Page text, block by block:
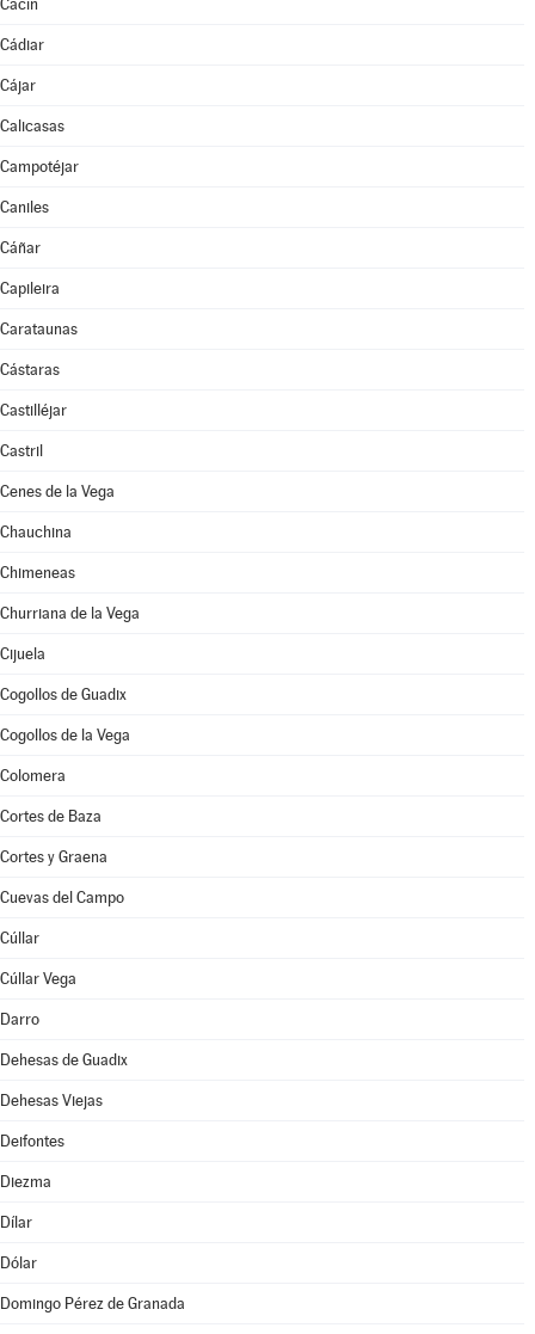
Cacín
Cádiar
Cájar
Calicasas
Campotéjar
Caniles
Cáñar
Capileira
Carataunas
Cástaras
Castilléjar
Castril
Cenes de la Vega
Chauchina
Chimeneas
Churriana de la Vega
Cijuela
Cogollos de Guadix
Cogollos de la Vega
Colomera
Cortes de Baza
Cortes y Graena
Cuevas del Campo
Cúllar
Cúllar Vega
Darro
Dehesas de Guadix
Dehesas Viejas
Deifontes
Diezma
Dílar
Dólar
Domingo Pérez de Granada